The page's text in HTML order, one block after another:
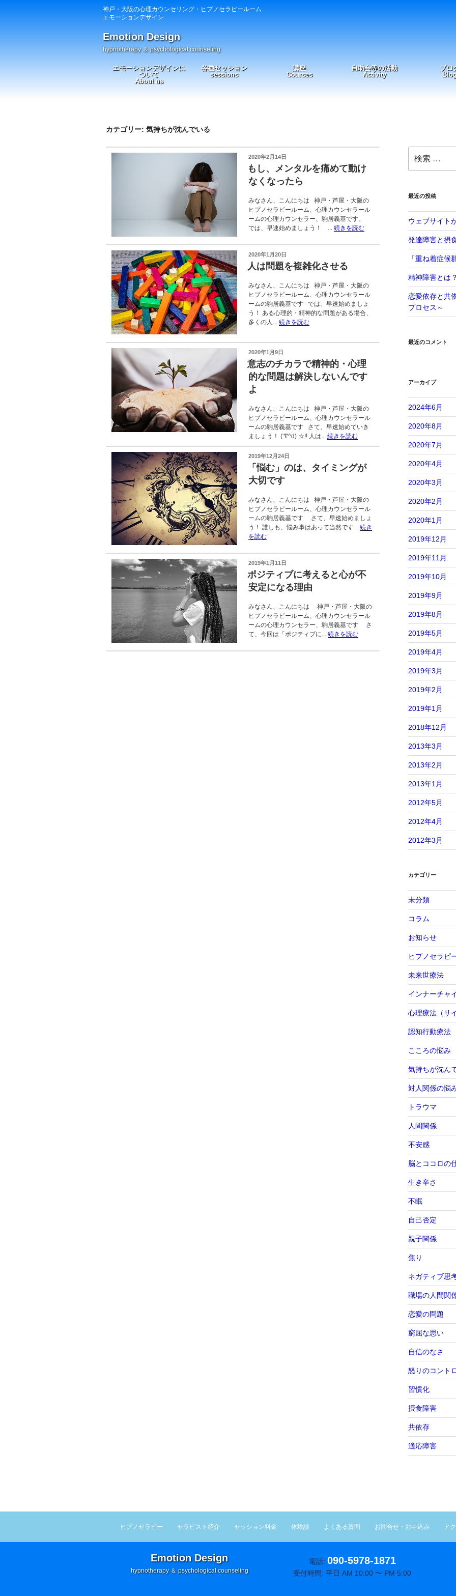
神戸・大阪の心理カウンセリング・ヒプノセラピールーム
エモーションデザイン
Emotion Design
hypnotherapy ＆ psychological counseling
エモーションデザインに
ついて
About us
各種セッション
sessions
講座
Courses
自助会等の活動
Activity
ブロ
カテゴリー: 気持ちが沈んでいる
投
稿
日:
2020年2月14日
もし、メンタルを痛めて動け
なくなったら
みなさん、こんにちは 神戸・芦屋・大阪の
ヒプノセラピールーム、心理カウンセラール
ームの心理カウンセラー、駒居義基です。
では、早速始めましょう！ ... 続きを読む
投
稿
日:
2020年1月20日
人は問題を複雑化させる
みなさん、こんにちは 神戸・芦屋・大阪の
ヒプノセラピールーム、心理カウンセラール
ームの駒居義基です では、早速始めましょ
う！ ある心理的・精神的な問題がある場合、
多くの人... 続きを読む
投
稿
日:
2020年1月9日
意志のチカラで精神的・心理
的な問題は解決しないんです
よ
みなさん、こんにちは 神戸・芦屋・大阪の
ヒプノセラピールーム、心理カウンセラール
ームの駒居義基です さて、早速始めていき
ましょう！ (‘∇^d) ☆!! 人は... 続きを読む
投
稿
2019年12月24日
「悩む」のは、タイミングが
大切です
みなさん、こんにちは 神戸・芦屋・大阪の
ヒプノセラピールーム、心理カウンセラール
ームの駒居義基です さて、早速始めましょ
う！ 誰しも、悩み事はあって当然です... 続き
を読む
投
稿
日:
2019年1月11日
ポジティブに考えると心が不
安定になる理由
みなさん、こんにちは 神戸・芦屋・大阪の
ヒプノセラピールーム、心理カウンセラール
ームの心理カウンセラー、駒居義基です さ
て、今回は「ポジティブに... 続きを読む
索:
最近の投稿
ウェブサイト
発達障害と摂
「重ね着症候
精神障害とは？
恋愛依存と共
プロセス～
最近のコメント
アーカイブ
2024年6月
2020年8月
2020年7月
2020年4月
2020年3月
2020年2月
2020年1月
2019年12月
2019年11月
2019年10月
2019年9月
2019年8月
2019年5月
2019年4月
2019年3月
2019年2月
2019年1月
2018年12月
2013年3月
2013年2月
2013年1月
2012年5月
2012年4月
2012年3月
カテゴリー
未分類
コラム
お知らせ
ヒプノセラピ
未来世療法
インナーチャ
心理療法（サ
認知行動療法
こころの悩み
気持ちが沈ん
対人関係の悩
トラウマ
人間関係
不安感
脳とココロの
生き辛さ
不眠
自己否定
親子関係
焦り
ネガティブ思
職場の人間関
恋愛の問題
窮屈な思い
自信のなさ
怒りのコント
習慣化
摂食障害
共依存
適応障害
ヒプノセラピー セラピスト紹介 セッション料金 体験談 よくある質問 お問合せ・お申込み ア
Emotion Design
hypnotherapy ＆ psychological counseling
電話: 090-5978-1871
受付時間: 平日 AM 10:00 〜 PM 5:00